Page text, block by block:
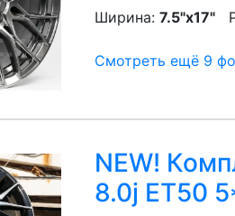
Ширина: 7.5"x17"
Смотреть ещё 9
NEW!
8.0j ET50